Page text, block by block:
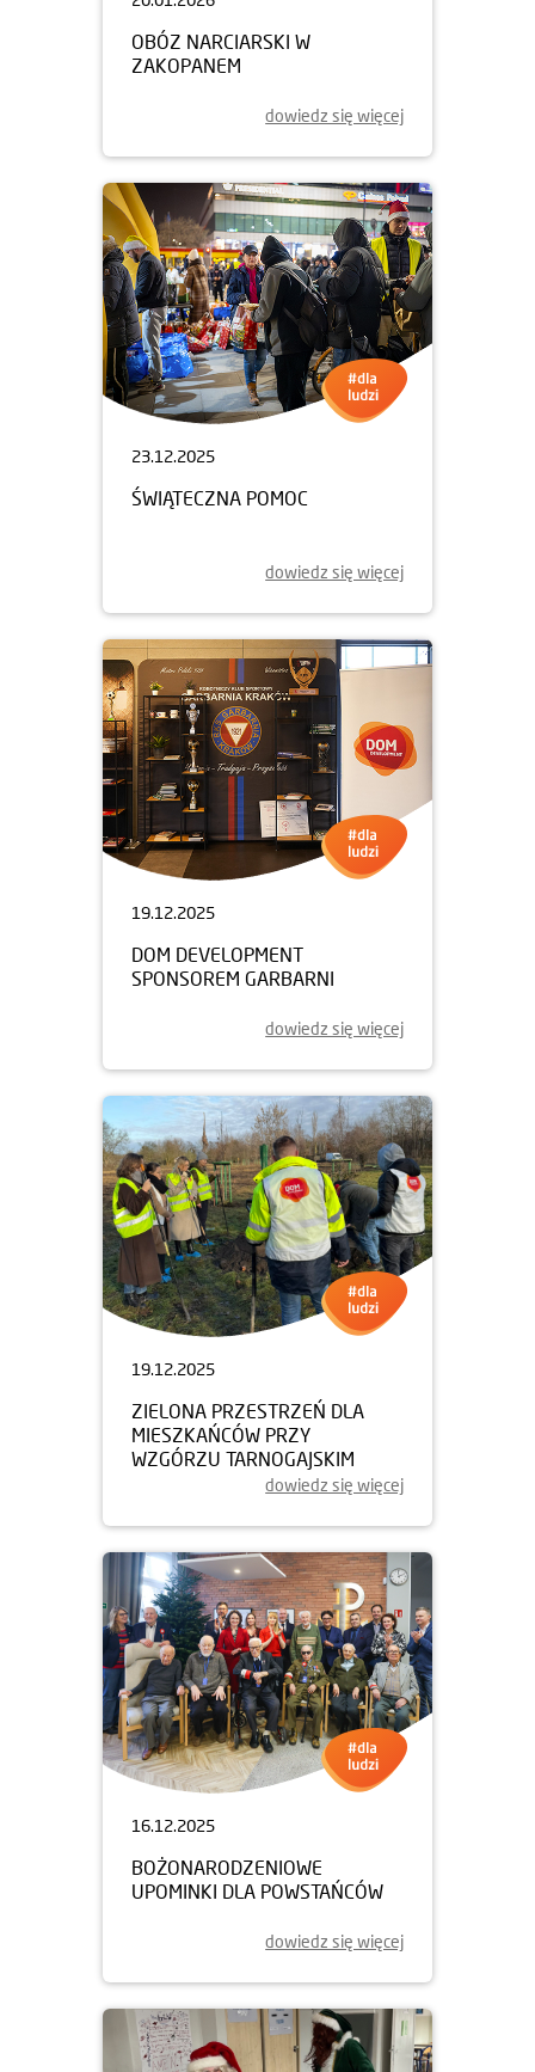
OBÓZ NARCIARSKI W
ZAKOPANEM
dowiedz się więcej
23.12.2025
ŚWIĄTECZNA POMOC
dowiedz się więcej
19.12.2025
DOM DEVELOPMENT
SPONSOREM GARBARNI
dowiedz się więcej
19.12.2025
ZIELONA PRZESTRZEŃ DLA
MIESZKAŃCÓW PRZY
WZGÓRZU TARNOGAJSKIM
dowiedz się więcej
16.12.2025
BOŻONARODZENIOWE
UPOMINKI DLA POWSTAŃCÓW
dowiedz się więcej